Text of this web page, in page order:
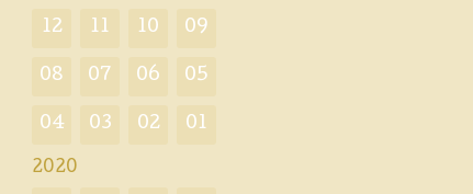
12 11 10 09
08 07 06 05
04 03 02 01
2020